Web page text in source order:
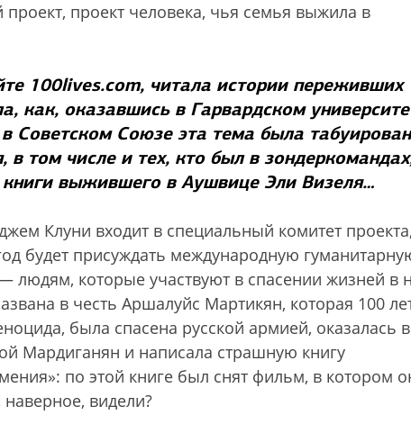
проект человека, чья семья выжила в
100lives.com, читала истории переживших
как, оказавшись в Гарвардском
Советском Союзе эта тема была
в том числе и тех, кто был в
выжившего в Аушвице Эли Визеля…
Клуни входит в специальный комитет проекта,
будет присуждать международную
людям, которые участвуют в спасении жизней в
в честь Аршалуйс Мартикян, которая 100
была спасена русской армией, оказалась в
Мардиганян и написала страшную книгу
по этой книге был снят фильм, в котором
видели?